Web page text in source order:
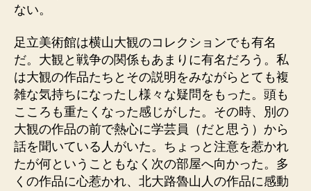
ない。
足立美術館は横山大観のコレクションでも有名
だ。大観と戦争の関係もあまりに有名だろう。私
は大観の作品たちとその説明をみながらとても複
雑な気持ちになったし様々な疑問をもった。頭も
こころも重たくなった感じがした。その時、別の
大観の作品の前で熱心に学芸員（だと思う）から
話を聞いている人がいた。ちょっと注意を惹かれ
たが何ということもなく次の部屋へ向かった。多
くの作品に心惹かれ、北大路魯山人の作品に感動